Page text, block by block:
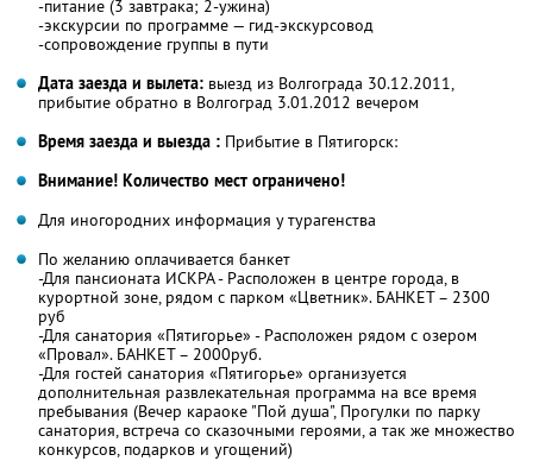
-питание (3 завтрака; 2-ужина)
-экскурсии по программе — гид-экскурсовод
-сопровождение группы в пути
Дата заезда и вылета: выезд из Волгограда 30.12.2011,
прибытие обратно в Волгоград 3.01.2012 вечером
Время заезда и выезда : Прибытие в Пятигорск:
Внимание! Количество мест ограничено!
Для иногородних информация у турагенства
По желанию оплачивается банкет
-Для пансионата ИСКРА - Расположен в центре города, в
курортной зоне, рядом с парком «Цветник». БАНКЕТ – 2300
руб
-Для санатория «Пятигорье» - Расположен рядом с озером
«Провал». БАНКЕТ – 2000руб.
-Для гостей санатория «Пятигорье» организуется
дополнительная развлекательная программа на все время
пребывания (Вечер караоке "Пой душа", Прогулки по парку
санатория, встреча со сказочными героями, а так же множество
конкурсов, подарков и угощений)